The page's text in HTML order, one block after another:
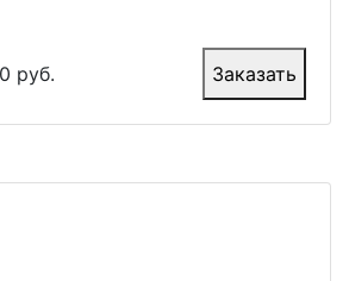
руб. Заказать